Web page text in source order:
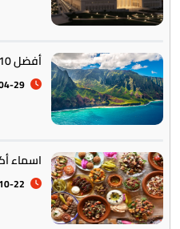
أمريكا الجنوبية || القارة
أفضل 10 أماكن سياحية في العالم
04-29
اسماء
10-22